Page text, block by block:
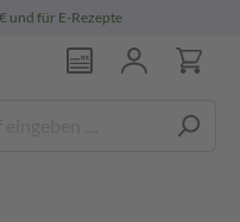
und für E-Rezepte